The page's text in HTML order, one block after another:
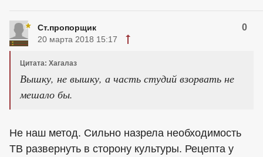
Ст.пропорщик 0
20 марта 2018 15:17
Цитата: Хагалаз
Вышку, не вышку, а часть студий взорвать не
мешало бы.
Не наш метод. Сильно назрела необходимость
ТВ развернуть в сторону культуры. Рецепта у